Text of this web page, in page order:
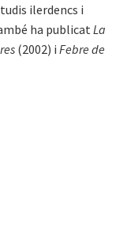
ilerdencs i
ha publicat La
(2002) i Febre de